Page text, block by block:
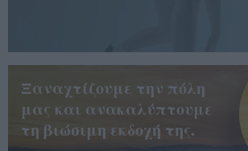
Ξαναχτίζουμε την πόλη
μας και ανακαλύπτουμε
τη βιώσιμη εκδοχή της.